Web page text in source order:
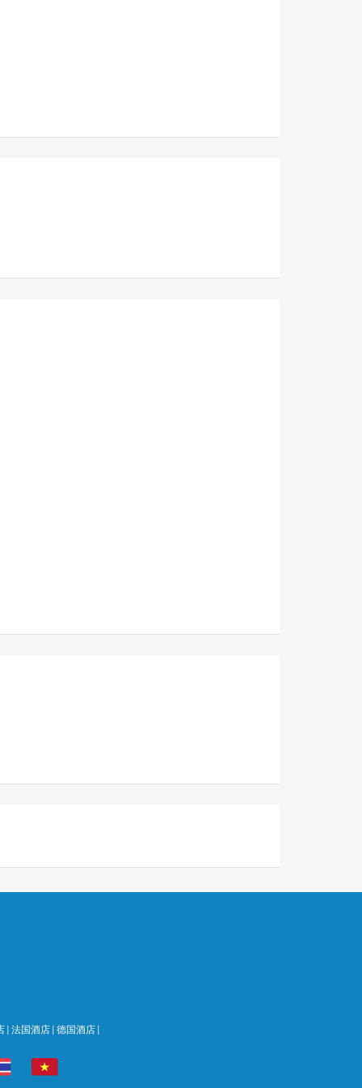
| 法国酒店 | 德国酒店 |